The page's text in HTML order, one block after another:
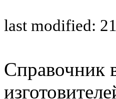
last modified:
Справочник